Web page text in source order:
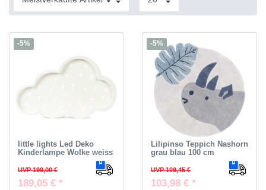
-5%
little lights Led Deko
Kinderlampe Wolke weiss
UVP 199,00 €
189,05 € *
-5%
Lilipinso Teppich Nashorn
grau blau 100 cm
UVP 109,45 €
103,98 € *